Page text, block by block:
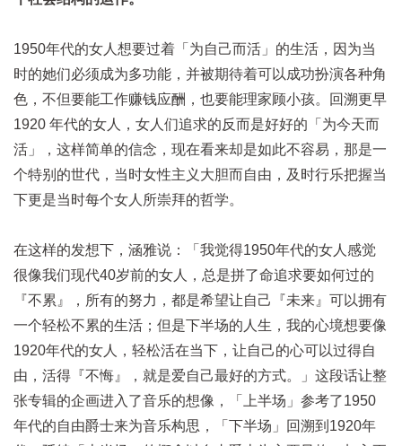
1950年代的女人想要过着「为自己而活」的生活，因为当
时的她们必须成为多功能，并被期待着可以成功扮演各种角
色，不但要能工作赚钱应酬，也要能理家顾小孩。回溯更早
1920 年代的女人，女人们追求的反而是好好的「为今天而
活」，这样简单的信念，现在看来却是如此不容易，那是一
个特别的世代，当时女性主义大胆而自由，及时行乐把握当
下更是当时每个女人所崇拜的哲学。
在这样的发想下，涵雅说：「我觉得1950年代的女人感觉
很像我们现代40岁前的女人，总是拼了命追求要如何过的
『不累』，所有的努力，都是希望让自己『未来』可以拥有
一个轻松不累的生活；但是下半场的人生，我的心境想要像
1920年代的女人，轻松活在当下，让自己的心可以过得自
由，活得『不悔』，就是爱自己最好的方式。」这段话让整
张专辑的企画进入了音乐的想像，「上半场」参考了1950
年代的自由爵士来为音乐构思，「下半场」回溯到1920年